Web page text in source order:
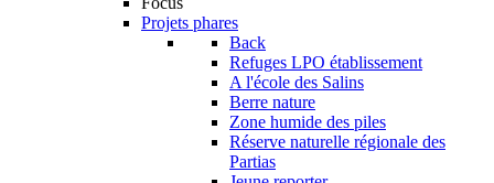
Projets phares
Back
Refuges LPO établissement
A l'école des Salins
Berre nature
Zone humide des piles
Réserve naturelle régionale des
Partias